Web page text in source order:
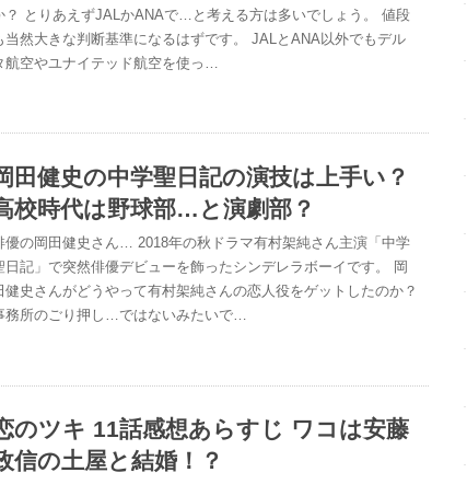
？ とりあえずJALかANAで…と考える方は多いでしょう。 値段
当然大きな判断基準になるはずです。 JALとANA以外でもデル
航空やユナイテッド航空を使っ…
田健史の中学聖日記の演技は上手い？
校時代は野球部…と演劇部？
優の岡田健史さん… 2018年の秋ドラマ有村架純さん主演「中学
日記」で突然俳優デビューを飾ったシンデレラボーイです。 岡
健史さんがどうやって有村架純さんの恋人役をゲットしたのか？
務所のごり押し…ではないみたいで…
のツキ 11話感想あらすじ ワコは安藤
信の土屋と結婚！？